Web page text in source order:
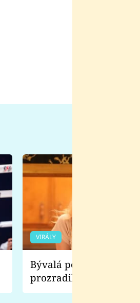
VIRÁLY
Bývalá pornoherečka
prozradila, co ji
natáčení Euforie.